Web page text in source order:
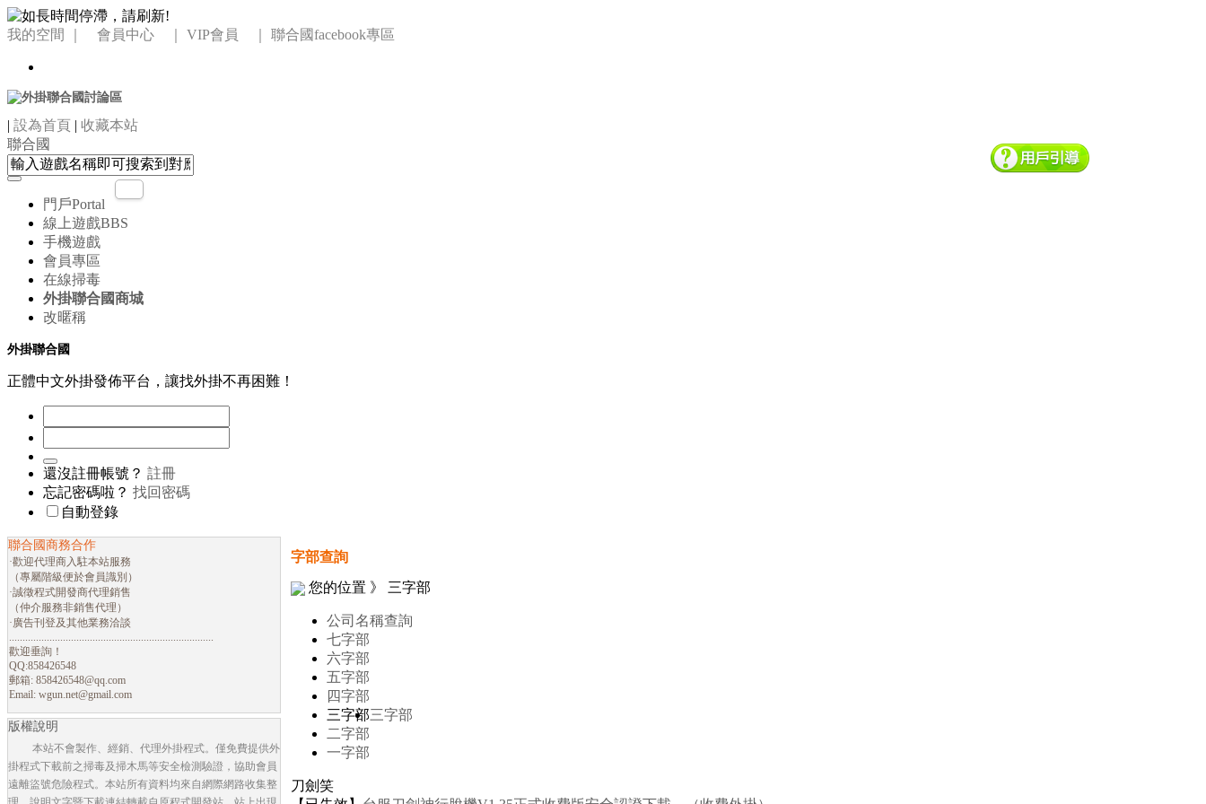
我的空間 ｜ 會員中心 ｜ VIP會員 ｜ 聯合國facebook專區
| 設為首頁 | 收藏本站
聯合國
門戶Portal
線上遊戲BBS
手機遊戲
會員專區
在線掃毒
外掛聯合國商城
改暱稱
外掛聯合國
正體中文外掛發佈平台，讓找外掛不再困難！
還沒註冊帳號？ 註冊
忘記密碼啦？ 找回密碼
自動登錄
聯合國商務合作
·歡迎代理商入駐本站服務
（專屬階級便於會員識別）
·誠徵程式開發商代理銷售
（仲介服務非銷售代理）
·廣告刊登及其他業務洽談
歡迎垂詢！
QQ:858426548
郵箱: 858426548@qq.com
Email: wgun.net@gmail.com
版權說明
本站不會製作、經銷、代理外掛程式。僅免費提供外
掛程式下載前之掃毒及掃木馬等安全檢測驗證，協助會員
遠離盜號危險程式。本站所有資料均來自網際網路收集整
字部查詢
您的位置 》 三字部
公司名稱查詢
七字部
六字部
五字部
四字部
三字部三字部
二字部
一字部
刀劍笑